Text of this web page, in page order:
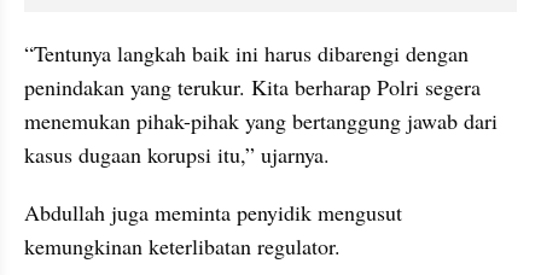
“Tentunya langkah baik ini harus dibarengi dengan
penindakan yang terukur. Kita berharap Polri segera
menemukan pihak-pihak yang bertanggung jawab dari
kasus dugaan korupsi itu,” ujarnya.
Abdullah juga meminta penyidik mengusut
kemungkinan keterlibatan regulator.